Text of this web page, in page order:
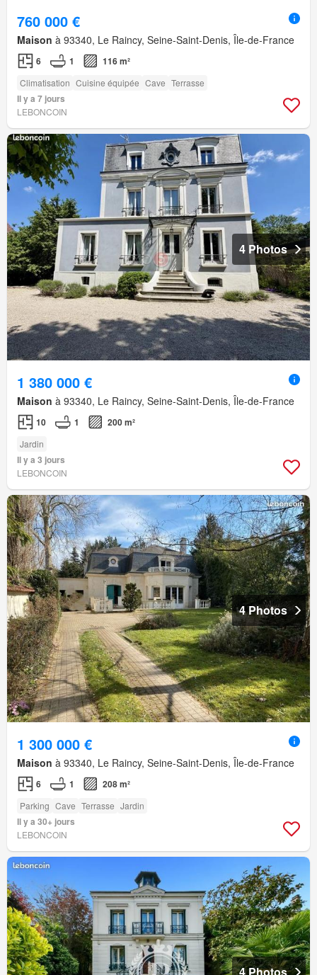
760 000 €
Maison à 93340, Le Raincy, Seine-Saint-Denis, Île-de-France
6 1 116 m²
Climatisation Cuisine équipée Cave Terrasse
Il y a 7 jours
LEBONCOIN
4 Photos
1 380 000 €
Maison à 93340, Le Raincy, Seine-Saint-Denis, Île-de-France
10 1 200 m²
Jardin
Il y a 3 jours
LEBONCOIN
4 Photos
1 300 000 €
Maison à 93340, Le Raincy, Seine-Saint-Denis, Île-de-France
6 1 208 m²
Parking Cave Terrasse Jardin
Il y a 30+ jours
LEBONCOIN